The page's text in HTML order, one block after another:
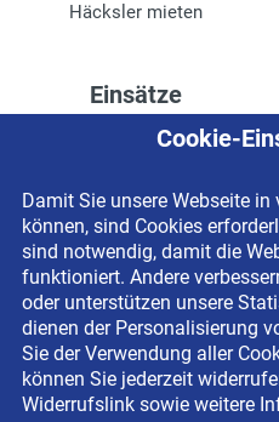
Häcksler mieten
Einsätze
Höhenzugang für
Drainage verlegen
Fassadenreinigung
Terrasse anlegen
Ladenbau
Cookie-
Damit Sie unsere Webseite
können, sind Cookies
sind notwendig, damit die
funktioniert. Andere
oder unterstützen unsere
dienen der Personalisierung
Sie der Verwendung aller
können Sie jederzeit
Widerrufslink sowie weitere